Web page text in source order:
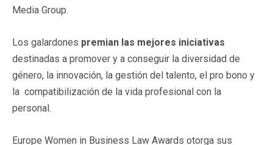
Media Group.
Los galardones premian las mejores iniciativas
destinadas a promover y a conseguir la diversidad de
género, la innovación, la gestión del talento, el pro bono y
la compatibilización de la vida profesional con la
personal.
Europe Women in Business Law Awards otorga sus